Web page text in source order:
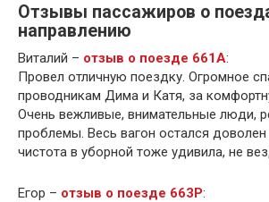
Отзывы пассажиров о
направлению
Виталий – отзыв о поезде 661А:
Провел отличную поездку. Огромное
проводникам Дима и Катя, за
Очень вежливые, внимательные люди,
проблемы. Весь вагон остался
чистота в уборной тоже удивила, не
Егор – отзыв о поезде 663Р: